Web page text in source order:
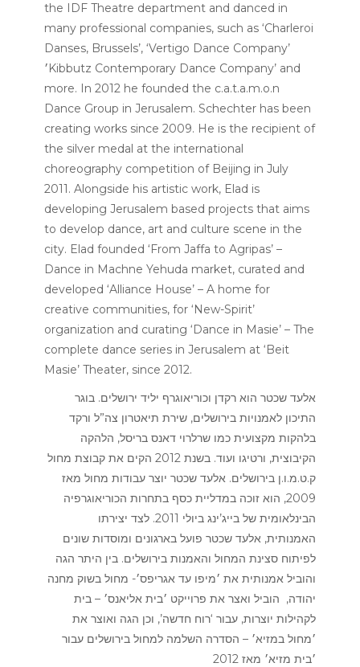
the IDF Theatre department and danced in
many professional companies, such as ‘Charleroi
Danses, Brussels’, ‘Vertigo Dance Company’
׳Kibbutz Contemporary Dance Company’ and
more. In 2012 he founded the c.a.t.a.m.o.n
Dance Group in Jerusalem. Schechter has been
creating works since 2009. He is the recipient of
the silver medal at the international
choreography competition of Beijing in July
2011. Alongside his artistic work, Elad is
developing Jerusalem based projects that aims
to develop dance, art and culture scene in the
city. Elad founded ‘From Jaffa to Agripas’ –
Dance in Machne Yehuda market, curated and
developed ‘Alliance House’ – A home for
creative communities, for ‘New-Spirit’
organization and curating ‘Dance in Masie’ – The
complete dance series in Jerusalem at ‘Beit
Masie’ Theater, since 2012.
אלעד שכטר הוא רקדן וכוריאוגרף יליד ירושלים. בוגר
התיכון לאמנויות בירושלים, שירת תיאטרון צה”ל ורקד
בלהקות מקצועית כמו שרלרוי דאנס בריסל, הלהקה
הקיבוצית, ורטיגו ועוד.
בשנת 2012 הקים את קבוצת מחול
ק.ט.מ.ו.ן בירושלים. אלעד שכטר יוצר עבודות מחול מאז
2009, הוא זוכה במדליית כסף בתחרות הכוריאוגרפיה
הבינלאומית של בייג’ינג ביולי 2011. לצד יצירתו
האמנותית, אלעד שכטר פועל בארגונים ומוסדות שונים
לפיתוח סצינת המחול והאמנות בירושלים. בין היתר הגה
והוביל אמנותית את ׳מיפו עד אגריפס׳- מחול בשוק מחנה
יהודה, הוביל ואצר את פרוייקט ׳בית אליאנס׳ – בית
לקהילות יוצרות, עבור ‘רוח חדשה’, וכן הגה ואוצר את
׳מחול במזיא׳ – הסדרה השלמה למחול בירושלים עבור
׳בית מזיא׳ מאז 2012